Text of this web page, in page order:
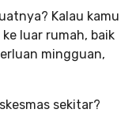
Kalau kamu
luar rumah, baik
mingguan,
sekitar?